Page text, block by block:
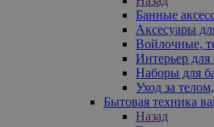
Банные
Аксесуары
Войлочные,
Интерьер для
Наборы для
Уход за
Бытовая техника
Назад